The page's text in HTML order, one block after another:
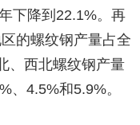
下降到22.1%。再
的螺纹钢产量占全
、西北螺纹钢产量
、4.5%和5.9%。